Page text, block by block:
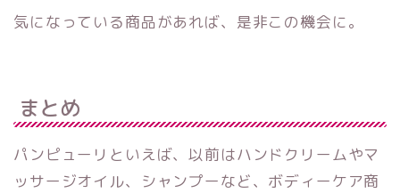
気になっている商品があれば、是非この機会に。
まとめ
パンピューリといえば、以前はハンドクリームやマ
ッサージオイル、シャンプーなど、ボディーケア商